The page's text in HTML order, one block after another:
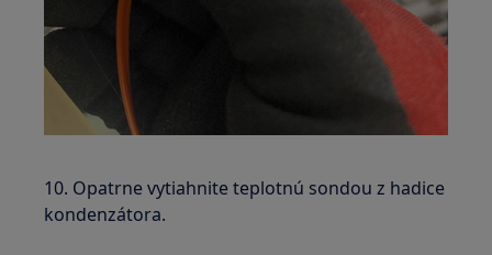
10. Opatrne vytiahnite teplotnú sondou z hadice
kondenzátora.